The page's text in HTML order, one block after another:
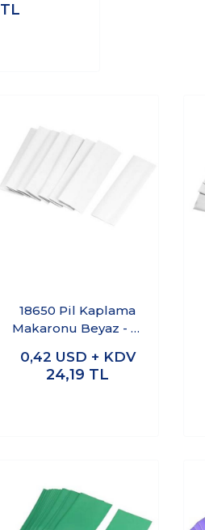
TL
18650 Pil Kaplama
Makaronu Beyaz - 10
0,42 USD + KDV
24,19 TL